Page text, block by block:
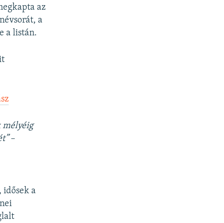
az
a
a listán.
mélyéig
–
idősek a